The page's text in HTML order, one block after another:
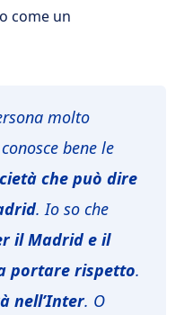
come un
molto
bene le
che può dire
. Io so che
il Madrid e il
portare rispetto.
nell’Inter. O